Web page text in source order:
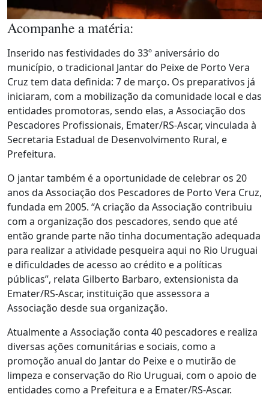
Acompanhe a matéria:
Inserido nas festividades do 33º aniversário do
município, o tradicional Jantar do Peixe de Porto Vera
Cruz tem data definida: 7 de março. Os preparativos já
iniciaram, com a mobilização da comunidade local e das
entidades promotoras, sendo elas, a Associação dos
Pescadores Profissionais, Emater/RS-Ascar, vinculada à
Secretaria Estadual de Desenvolvimento Rural, e
Prefeitura.
O jantar também é a oportunidade de celebrar os 20
anos da Associação dos Pescadores de Porto Vera Cruz,
fundada em 2005. “A criação da Associação contribuiu
com a organização dos pescadores, sendo que até
então grande parte não tinha documentação adequada
para realizar a atividade pesqueira aqui no Rio Uruguai
e dificuldades de acesso ao crédito e a políticas
públicas”, relata Gilberto Barbaro, extensionista da
Emater/RS-Ascar, instituição que assessora a
Associação desde sua organização.
Atualmente a Associação conta 40 pescadores e realiza
diversas ações comunitárias e sociais, como a
promoção anual do Jantar do Peixe e o mutirão de
limpeza e conservação do Rio Uruguai, com o apoio de
entidades como a Prefeitura e a Emater/RS-Ascar.